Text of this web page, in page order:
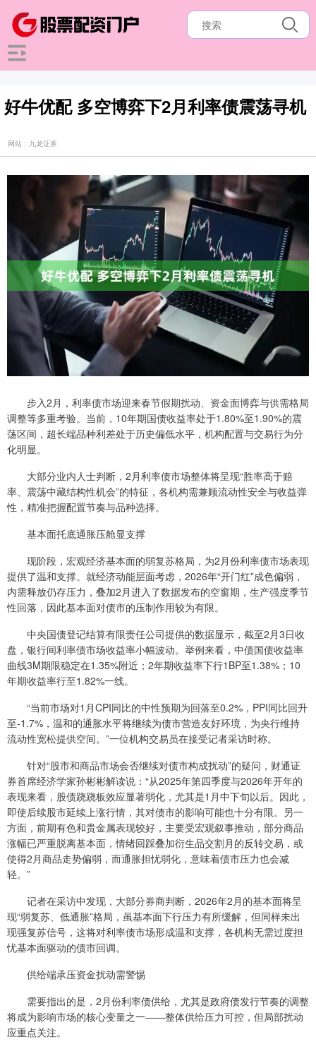
好牛优配 多空博弈下2月利率债震荡寻机
网站：九龙证券
步入2月，利率债市场迎来春节假期扰动、资金面博弈与供需格局
调整等多重考验。当前，10年期国债收益率处于1.80%至1.90%的震
荡区间，超长端品种利差处于历史偏低水平，机构配置与交易行为分
化明显。
大部分业内人士判断，2月利率债市场整体将呈现“胜率高于赔
率、震荡中藏结构性机会”的特征，各机构需兼顾流动性安全与收益弹
性，精准把握配置节奏与品种选择。
基本面托底通胀压舱显支撑
现阶段，宏观经济基本面的弱复苏格局，为2月份利率债市场表现
提供了温和支撑。就经济动能层面考虑，2026年“开门红”成色偏弱，
内需释放仍存压力，叠加2月进入了数据发布的空窗期，生产强度季节
性回落，因此基本面对债市的压制作用较为有限。
中央国债登记结算有限责任公司提供的数据显示，截至2月3日收
盘，银行间利率债市场收益率小幅波动。举例来看，中债国债收益率
曲线3M期限稳定在1.35%附近；2年期收益率下行1BP至1.38%；10
年期收益率行至1.82%一线。
“当前市场对1月CPI同比的中性预期为回落至0.2%，PPI同比回升
至-1.7%，温和的通胀水平将继续为债市营造友好环境，为央行维持
流动性宽松提供空间。”一位机构交易员在接受记者采访时称。
针对“股市和商品市场会否继续对债市构成扰动”的疑问，财通证
券首席经济学家孙彬彬解读说：“从2025年第四季度与2026年开年的
表现来看，股债跷跷板效应显著弱化，尤其是1月中下旬以后。因此，
即使后续股市延续上涨行情，其对债市的影响可能也十分有限。另一
方面，前期有色和贵金属表现较好，主要受宏观叙事推动，部分商品
涨幅已严重脱离基本面，情绪回踩叠加衍生品交割月的反转交易，或
使得2月商品走势偏弱，而通胀担忧弱化，意味着债市压力也会减
轻。”
记者在采访中发现，大部分券商判断，2026年2月的基本面将呈
现“弱复苏、低通胀”格局，虽基本面下行压力有所缓解，但同样未出
现强复苏信号，这将对利率债市场形成温和支撑，各机构无需过度担
忧基本面驱动的债市回调。
供给端承压资金扰动需警惕
需要指出的是，2月份利率债供给，尤其是政府债发行节奏的调整
将成为影响市场的核心变量之一——整体供给压力可控，但局部扰动
应重点关注。